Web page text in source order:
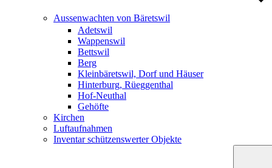
Aussenwachten von Bäretswil
Adetswil
Wappenswil
Bettswil
Berg
Kleinbäretswil, Dorf und Häuser
Hinterburg, Rüeggenthal
Hof-Neuthal
Gehöfte
Kirchen
Luftaufnahmen
Inventar schützenswerter Objekte